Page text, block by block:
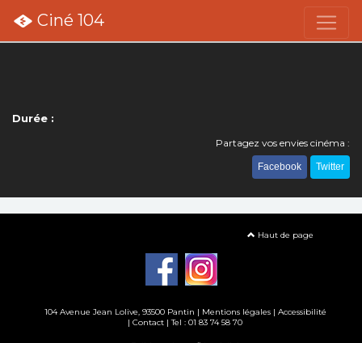
Ciné 104
Durée :
Partagez vos envies cinéma :
Facebook Twitter
Haut de page
104 Avenue Jean Lolive, 93500 Pantin | Mentions légales| Accessibilité
| Contact | Tel : 01 83 74 58 70